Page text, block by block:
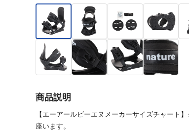
商品説明
【エーアールビーエヌメーカーサイズチャート
座います。